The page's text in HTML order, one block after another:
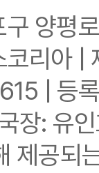
양평
코리
| 등
장: 유
제공되